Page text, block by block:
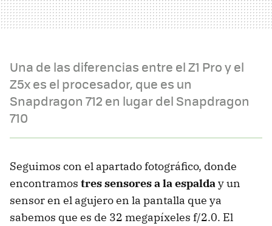
Una de las diferencias entre el Z1 Pro y el
Z5x es el procesador, que es un
Snapdragon 712 en lugar del Snapdragon
710
Seguimos con el apartado fotográfico, donde
encontramos tres sensores a la espalday un
sensor en el agujero en la pantalla que ya
sabemos que es de 32 megapíxeles f/2.0. El